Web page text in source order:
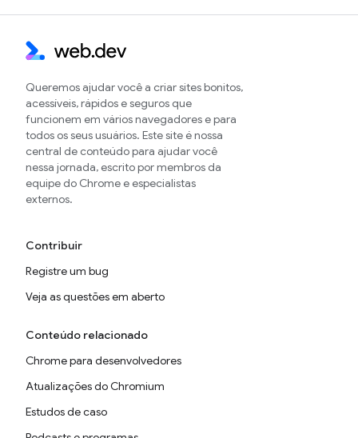
Queremos ajudar você a criar sites bonitos,
acessíveis, rápidos e seguros que
funcionem em vários navegadores e para
todos os seus usuários. Este site é nossa
central de conteúdo para ajudar você
nessa jornada, escrito por membros da
equipe do Chrome e especialistas
externos.
Contribuir
Registre um bug
Veja as questões em aberto
Conteúdo relacionado
Chrome para desenvolvedores
Atualizações do Chromium
Estudos de caso